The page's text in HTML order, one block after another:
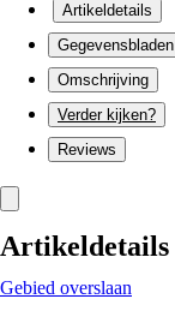
Artikeldetails
Gegevensbladen
Omschrijving
Verder kijken?
Reviews
Artikeldetails
Gebied overslaan